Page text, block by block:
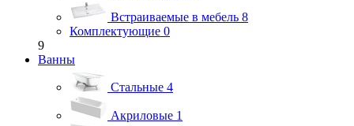
Встраиваемые в мебель 8
Комплектующие 0
9
Ванны
Стальные 4
Акриловые 1